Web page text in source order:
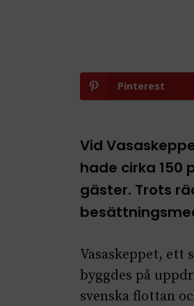
Pinterest
Vid
hade cirka 150
gäster. Trots
Vasaskeppet, ett
byggdes på
svenska flottan